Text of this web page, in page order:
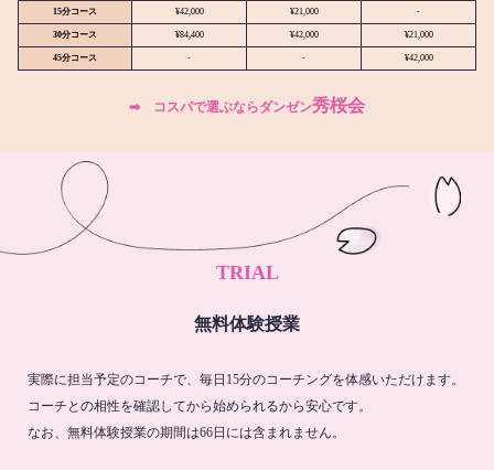
15分コース ¥42,000 ¥21,000 -
30分コース ¥84,400 ¥42,000 ¥21,000
45分コース - - ¥42,000
➡︎ コスパで選ぶならダンゼン秀桜会
TRIAL
無料体験授業
実際に担当予定のコーチで、毎日15分のコーチングを体感いただけます。
コーチとの相性を確認してから始められるから安心です。
なお、無料体験授業の期間は66日には含まれません。